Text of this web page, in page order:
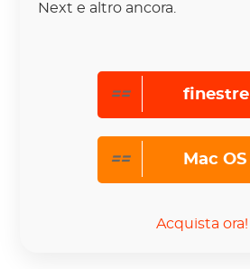
Next e altro ancora.
== finestre
== Mac OS
Acquista ora!